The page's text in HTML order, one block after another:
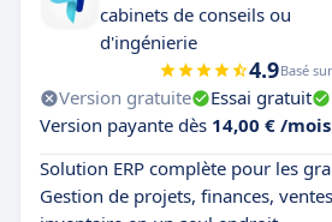
cabinets de conseils ou
d'ingénierie
4.9Basé sur
Version gratuite Essai gratuit
Version payante dès 14,00 € /mois
Solution ERP complète pour les
Gestion de projets, finances,